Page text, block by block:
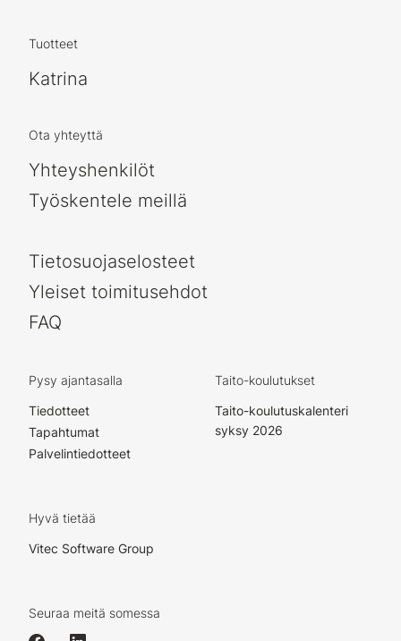
Tuotteet
Katrina
Ota yhteyttä
Yhteyshenkilöt
Työskentele meillä
Tietosuojaselosteet
Yleiset toimitusehdot
FAQ
Pysy ajantasalla
Tiedotteet
Tapahtumat
Palvelintiedotteet
Taito-koulutukset
Taito-koulutuskalenteri
syksy 2026
Hyvä tietää
Vitec Software Group
Seuraa meitä somessa